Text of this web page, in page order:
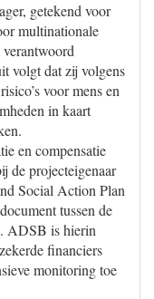
getekend voor
multinationale
volgt dat zij volgens
voor mens en
in kaart
en compensatie
de projecteigenaar
Social Action Plan
tussen de
ADSB is hierin
financiers
monitoring toe